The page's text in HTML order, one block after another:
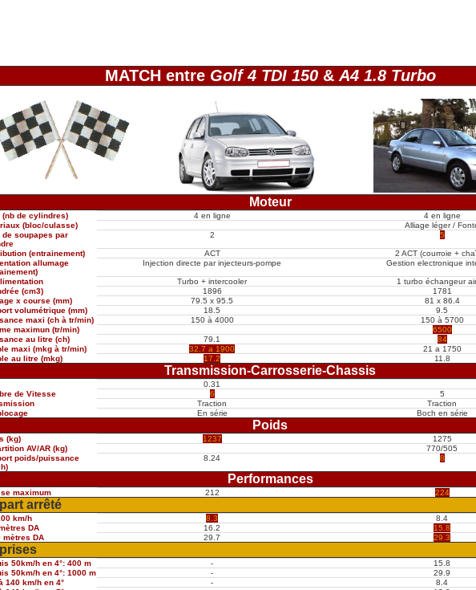
MATCH entre Golf 4 TDI 150& A4 1.8 Turbo
Moteur
(nb de cylindres) 4 en ligne
4 en ligne
(bloc/culasse)
Alliage léger /
de soupapes par
2 5
(entrainement) ACT
2 ACT (courroie +
allumage
Injection directe par injecteurs-pompe Gestion electronique
Turbo + intercooler
1 turbo échangeur
(cm3)
1896
1781
x course (mm)
79.5 x 95.5
81 x 86.4
volumétrique (mm)
18.5
9.5
maxi (ch à tr/min)
150 à 4000
150 à 5700
maximun (tr/min)
6500
au litre (ch)
79.1
84
maxi (mkg à tr/min)
32.7 a 1900
21 a 1750
au litre (mkg)
17.2 11.8
Transmission-Carrosserie-Chassis
0.31
de Vitesse
6
5
Traction
Traction
En série Boch en série
Poids
(kg) 1237
1275
AV/AR (kg)
770/505
poids/puissance
8.24 8
Performances
maximum 212 224
arrêté
km/h 8.3
8.4
DA
16.2
15.8
mètres DA
29.7 29.3
50km/h en 4°: 400 m -
15.8
50km/h en 4°: 1000 m
-
29.9
140 km/h en 4°
-
8.4